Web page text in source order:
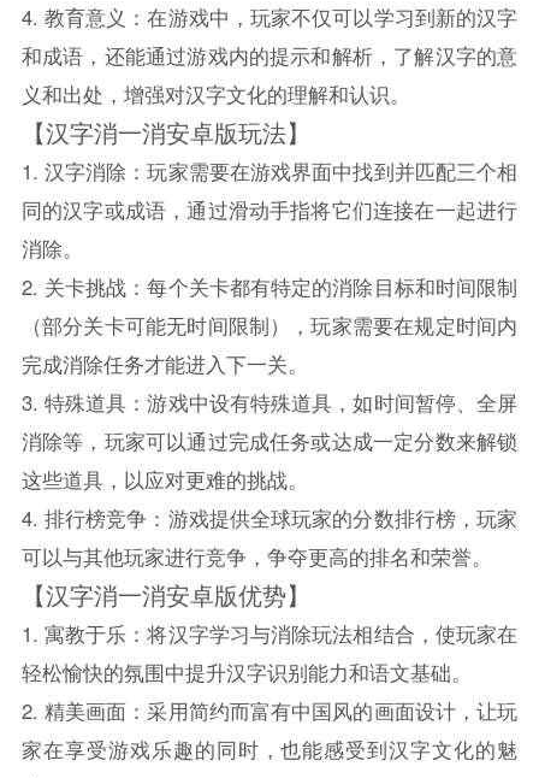
4. 教育意义：在游戏中，玩家不仅可以学习到新的汉字
和成语，还能通过游戏内的提示和解析，了解汉字的意
义和出处，增强对汉字文化的理解和认识。
【汉字消一消安卓版玩法】
1. 汉字消除：玩家需要在游戏界面中找到并匹配三个相
同的汉字或成语，通过滑动手指将它们连接在一起进行
消除。
2. 关卡挑战：每个关卡都有特定的消除目标和时间限制
（部分关卡可能无时间限制），玩家需要在规定时间内
完成消除任务才能进入下一关。
3. 特殊道具：游戏中设有特殊道具，如时间暂停、全屏
消除等，玩家可以通过完成任务或达成一定分数来解锁
这些道具，以应对更难的挑战。
4. 排行榜竞争：游戏提供全球玩家的分数排行榜，玩家
可以与其他玩家进行竞争，争夺更高的排名和荣誉。
【汉字消一消安卓版优势】
1. 寓教于乐：将汉字学习与消除玩法相结合，使玩家在
轻松愉快的氛围中提升汉字识别能力和语文基础。
2. 精美画面：采用简约而富有中国风的画面设计，让玩
家在享受游戏乐趣的同时，也能感受到汉字文化的魅